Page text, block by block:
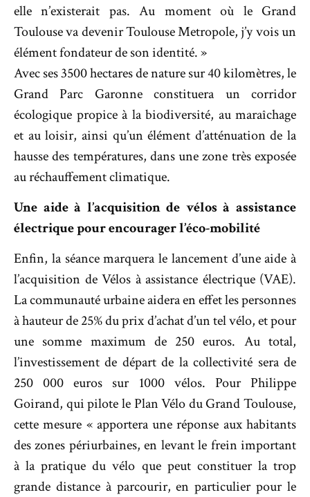
elle n’existerait pas. Au moment où le Grand
Toulouse va devenir Toulouse Metropole, j’y vois un
élément fondateur de son identité. »
Avec ses 3500 hectares de nature sur 40 kilomètres, le
Grand Parc Garonne constituera un corridor
écologique propice à la biodiversité, au maraîchage
et au loisir, ainsi qu’un élément d’atténuation de la
hausse des températures, dans une zone très exposée
au réchauffement climatique.
Une aide à l’acquisition de vélos à assistance
électrique pour encourager l’éco-mobilité
Enfin, la séance marquera le lancement d’une aide à
l’acquisition de Vélos à assistance électrique (VAE).
La communauté urbaine aidera en effet les personnes
à hauteur de 25% du prix d’achat d’un tel vélo, et pour
une somme maximum de 250 euros. Au total,
l’investissement de départ de la collectivité sera de
250 000 euros sur 1000 vélos. Pour Philippe
Goirand, qui pilote le Plan Vélo du Grand Toulouse,
cette mesure « apportera une réponse aux habitants
des zones périurbaines, en levant le frein important
à la pratique du vélo que peut constituer la trop
grande distance à parcourir, en particulier pour le